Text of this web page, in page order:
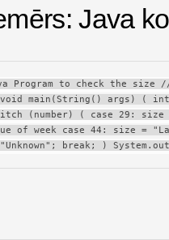
Java
Program to check the size
main(String() args) ( int
(number) ( case 29:
of week case 44: size =
break; )